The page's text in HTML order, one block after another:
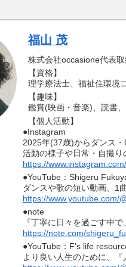
福山 茂
株式会社occasione代表
【資格】
理学療法士、福祉住環境
【趣味】
鑑賞(映画・音楽)、読書
【個人活動】
●Instagram
2025年(37歳)からダンス・
活動の様子や日常・自撮り
https://
●YouTube：Shigeru
ダンスや歌の短い動画、1
https://www.youtube.com/
●note
『丁寧に日々を過ごす中
https://note.com/
●YouTube：F's life
より良い人生のために、